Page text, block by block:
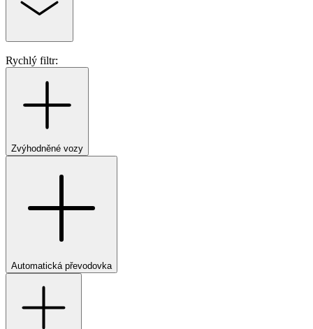
Rychlý filtr:
Zvýhodněné vozy
Automatická převodovka